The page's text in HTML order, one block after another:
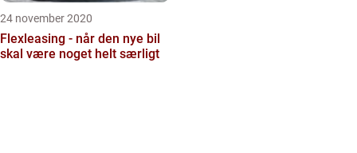
24 november 2020
Flexleasing - når den nye bil
skal være noget helt særligt